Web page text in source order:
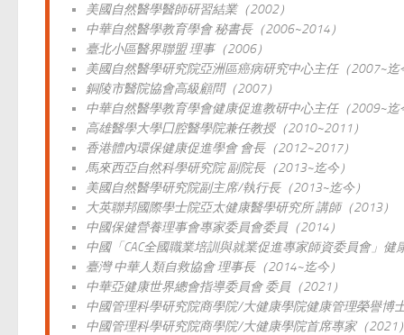
美國自然醫學醫師研習結業（2002）
中華自然醫學教育學會 秘書長（2006~2014）
臺北小區醫界聯盟 理事（2006）
美國自然醫學研究院亞洲區癌病研究中心主任（2007~迄
銅陵市醫院協會高級顧問（2007）
中華自然醫學教育學會健康促進教研中心主任（2009~迄
高雄醫學大學囗腔醫學院兼任教授（2010~2011）
香港體內環保健康促進學會 會長（2012~2017）
馬來西亞自然科學研究院 副院長（2013~迄今）
美國自然醫學研究院副主席/執行長（2013~迄今）
大英聯邦國際學士院亞太健康醫學研究所 講師（2013）
中國保健營養理事會專家委員會委員（2014）
中國「CAC全國職業培訓與就業促進專家師資委員會」
臺灣 中華人類自救協會 理事長（2014~迄今）
中華亞健康世界總會指導委員會 委員（2021）
中國管理科學研究院商學院/大健康學院健康管理榮譽博
中國管理科學研究院商學院/大健康學院首席專家（2021